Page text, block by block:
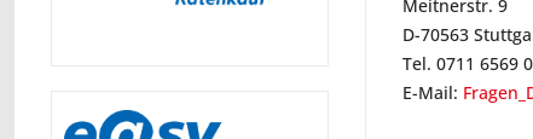
Meitnerstr. 9
D-70563
Tel. 0711 6569
E-Mail: